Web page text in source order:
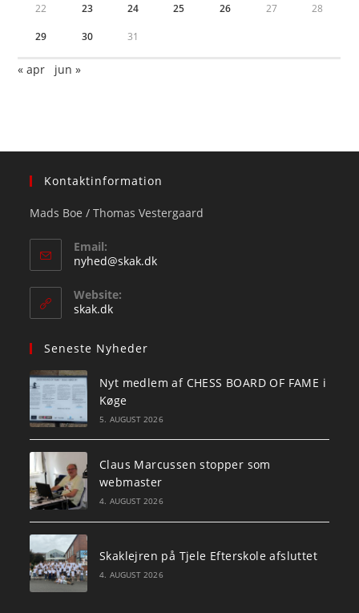
22 23 24 25 26 27 28
29 30 31
« apr jun »
Kontaktinformation
Mads Boe / Thomas Vestergaard
Email:
nyhed@skak.dkOpens
Website:
skak.dk
Seneste Nyheder
Nyt medlem af CHESS BOARD OF FAME i
Køge
5. AUGUST 2026
Claus Marcussen stopper som
webmaster
4. AUGUST 2026
Skaklejren på Tjele Efterskole afsluttet
4. AUGUST 2026